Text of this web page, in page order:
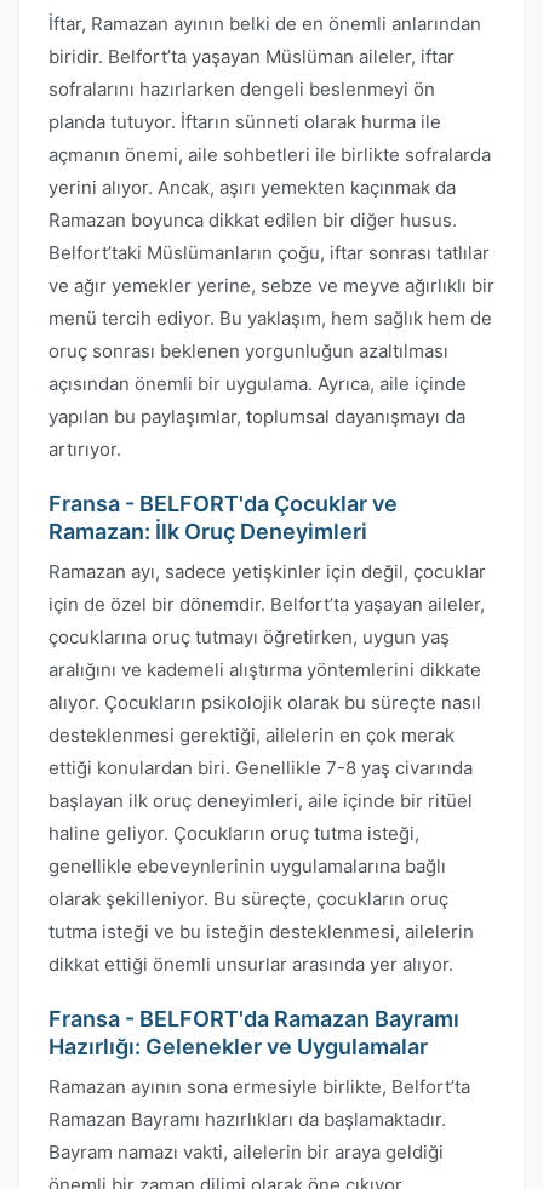
İftar, Ramazan ayının belki de en önemli anlarından
biridir. Belfort’ta yaşayan Müslüman aileler, iftar
sofralarını hazırlarken dengeli beslenmeyi ön
planda tutuyor. İftarın sünneti olarak hurma ile
açmanın önemi, aile sohbetleri ile birlikte sofralarda
yerini alıyor. Ancak, aşırı yemekten kaçınmak da
Ramazan boyunca dikkat edilen bir diğer husus.
Belfort’taki Müslümanların çoğu, iftar sonrası tatlılar
ve ağır yemekler yerine, sebze ve meyve ağırlıklı bir
menü tercih ediyor. Bu yaklaşım, hem sağlık hem de
oruç sonrası beklenen yorgunluğun azaltılması
açısından önemli bir uygulama. Ayrıca, aile içinde
yapılan bu paylaşımlar, toplumsal dayanışmayı da
artırıyor.
Fransa - BELFORT'da Çocuklar ve
Ramazan: İlk Oruç Deneyimleri
Ramazan ayı, sadece yetişkinler için değil, çocuklar
için de özel bir dönemdir. Belfort’ta yaşayan aileler,
çocuklarına oruç tutmayı öğretirken, uygun yaş
aralığını ve kademeli alıştırma yöntemlerini dikkate
alıyor. Çocukların psikolojik olarak bu süreçte nasıl
desteklenmesi gerektiği, ailelerin en çok merak
ettiği konulardan biri. Genellikle 7-8 yaş civarında
başlayan ilk oruç deneyimleri, aile içinde bir ritüel
haline geliyor. Çocukların oruç tutma isteği,
genellikle ebeveynlerinin uygulamalarına bağlı
olarak şekilleniyor. Bu süreçte, çocukların oruç
tutma isteği ve bu isteğin desteklenmesi, ailelerin
dikkat ettiği önemli unsurlar arasında yer alıyor.
Fransa - BELFORT'da Ramazan Bayramı
Hazırlığı: Gelenekler ve Uygulamalar
Ramazan ayının sona ermesiyle birlikte, Belfort’ta
Ramazan Bayramı hazırlıkları da başlamaktadır.
Bayram namazı vakti, ailelerin bir araya geldiği